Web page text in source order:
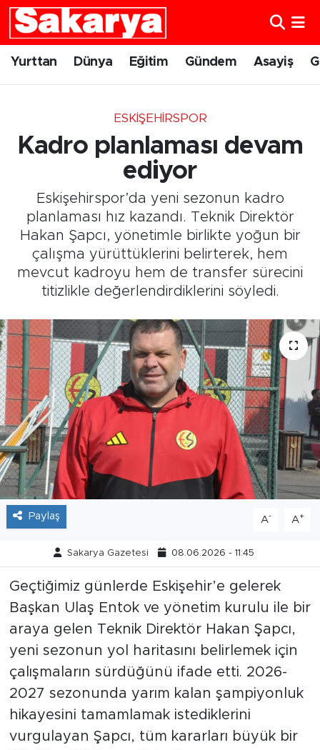
Yurttan Dünya Eğitim Gündem Asayiş
ESKIŞEHIRSPOR
Kadro planlaması devam
ediyor
Eskişehirspor’da yeni sezonun kadro
planlaması hız kazandı. Teknik Direktör
Hakan Şapcı, yönetimle birlikte yoğun bir
çalışma yürüttüklerini belirterek, hem
mevcut kadroyu hem de transfer sürecini
titizlikle değerlendirdiklerini söyledi.
Paylaş A- A+
Sakarya Gazetesi 08.06.2026 - 11:45
Geçtiğimiz günlerde Eskişehir’e gelerek
Başkan Ulaş Entok ve yönetim kurulu ile bir
araya gelen Teknik Direktör Hakan Şapcı,
yeni sezonun yol haritasını belirlemek için
çalışmaların sürdüğünü ifade etti. 2026-
2027 sezonunda yarım kalan şampiyonluk
hikayesini tamamlamak istediklerini
vurgulayan Şapcı, tüm kararları büyük bir
Yurttan
Eskişehirspor
Spor
Sağlık
Tarihçe
Resmi İlanlar
Söyleşi
Foto Şaka
Teknoloji
Politika
Eskişehir Nöbetçi Eczaneler
Eskişehir Namaz Vakitleri
Eskişehir Trafik Yoğunluk Haritası
Süper Lig Puan Durumu ve Fikstür
Tüm Manşetler
Son Dakika Haberleri